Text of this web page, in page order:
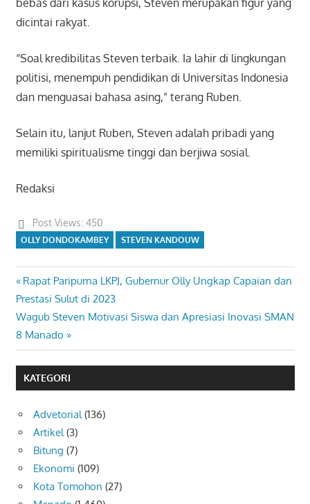
bebas dari kasus korupsi, Steven merupakan figur yang
dicintai rakyat.
“Soal kredibilitas Steven terbaik. Ia lahir di lingkungan
politisi, menempuh pendidikan di Universitas Indonesia
dan menguasai bahasa asing,” terang Ruben.
Selain itu, lanjut Ruben, Steven adalah pribadi yang
memiliki spiritualisme tinggi dan berjiwa sosial.
Redaksi
Post Views: 450
OLLY DONDOKAMBEY STEVEN KANDOUW
Navigasi
pos
Previous
Post:
Rapat Paripurna LKPJ, Gubernur Olly Ungkap Capaian dan
Prestasi Sulut di 2023
Next
Post:
Wagub Steven Motivasi Siswa dan Apresiasi Inovasi SMAN
8 Manado
KATEGORI
Advetorial(136)
Artikel(3)
Bitung (7)
Ekonomi (109)
Kota Tomohon (27)